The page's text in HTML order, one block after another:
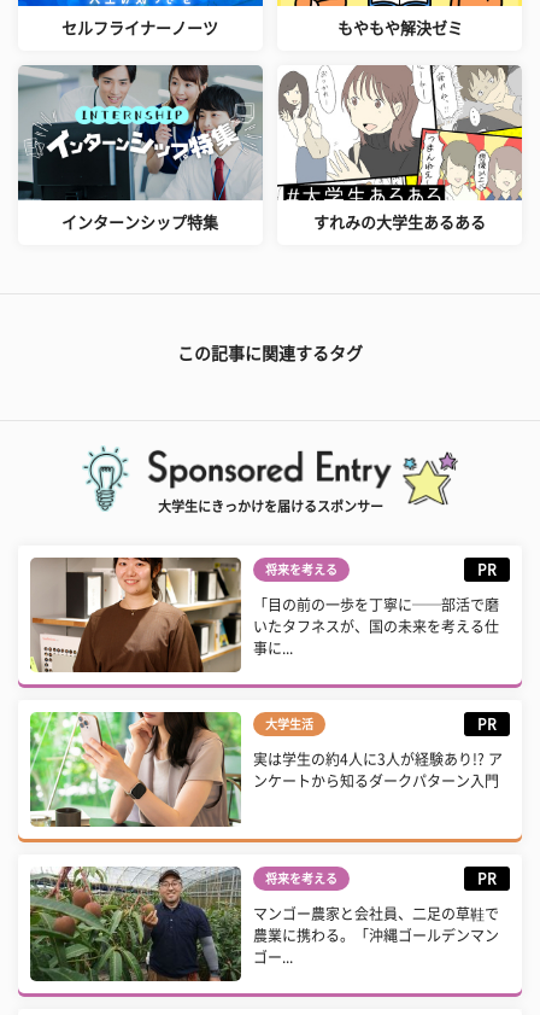
セルフライナーノーツ もやもや解決ゼミ
インターンシップ特集 すれみの大学生あるある
この記事に関連するタグ
大学生にきっかけを届けるスポンサー
将来を考える PR
「目の前の一歩を丁寧に──部活で磨
いたタフネスが、国の未来を考える仕
事に...
大学生活 PR
実は学生の約4人に3人が経験あり!? ア
ンケートから知るダークパターン入門
将来を考える PR
マンゴー農家と会社員、二足の草鞋で
農業に携わる。「沖縄ゴールデンマン
ゴー...